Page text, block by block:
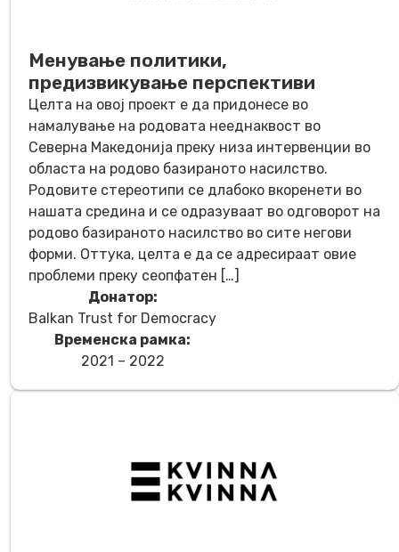
Менување политики,
предизвикување перспективи
Целта на овој проект е да придонесе во
намалување на родовата нееднаквост во
Северна Македонија преку низа интервенции во
областа на родово базираното насилство.
Родовите стереотипи се длабоко вкоренети во
нашата средина и се одразуваат во одговорот на
родово базираното насилство во сите негови
форми. Оттука, целта е да се адресираат овие
проблеми преку сеопфатен […]
Донатор:
Balkan Trust for Democracy
Временска рамка:
2021 – 2022